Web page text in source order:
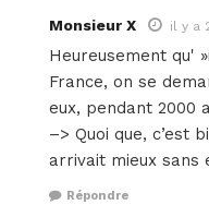
Monsieur X il y a
Heureusement qu'
France, on se
eux, pendant 2000
–> Quoi que, c’est
arrivait mieux sans
Répondre